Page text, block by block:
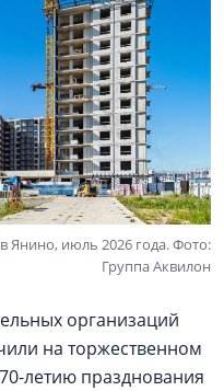
Янино, июль 2026 года. Фото:
Группа Аквилон
организаций
на торжественном
летию празднования